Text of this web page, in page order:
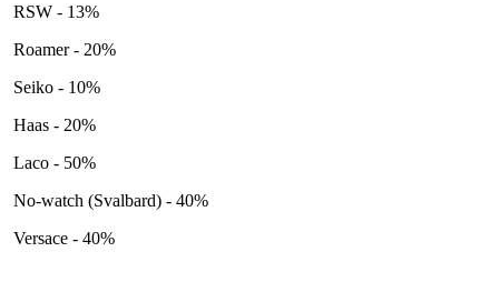
RSW - 13%
Roamer - 20%
Seiko - 10%
Haas - 20%
Laco - 50%
No-watch (Svalbard) - 40%
Versace - 40%